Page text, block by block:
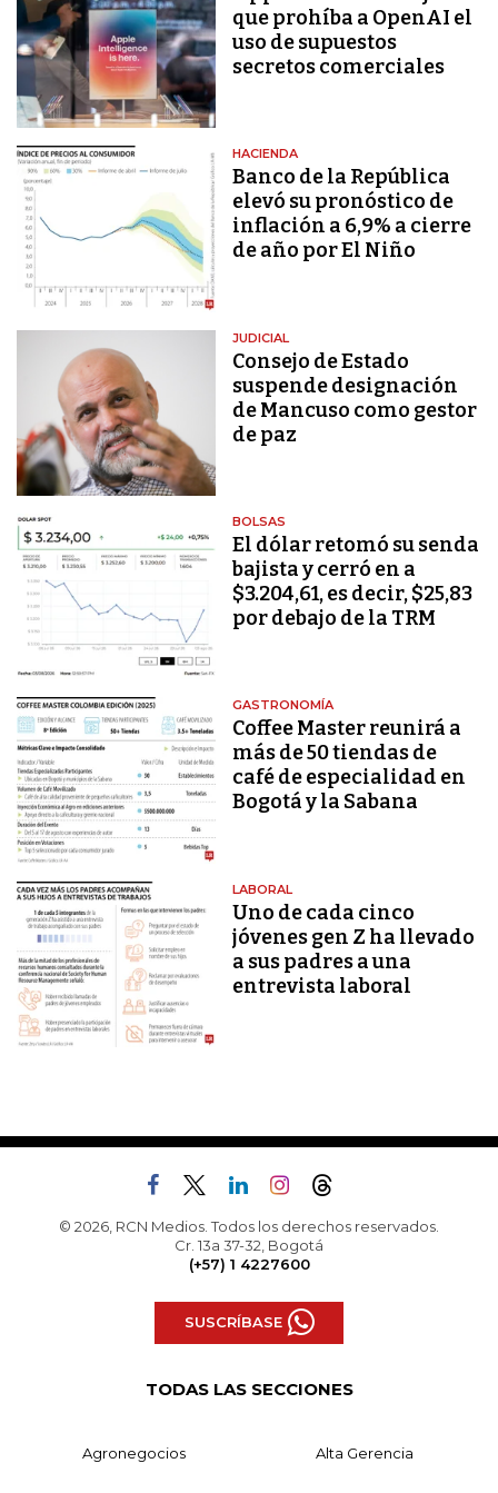
que prohíba a OpenAI el
uso de supuestos
secretos comerciales
HACIENDA
Banco de la República
elevó su pronóstico de
inflación a 6,9% a cierre
de año por El Niño
JUDICIAL
Consejo de Estado
suspende designación
de Mancuso como gestor
de paz
BOLSAS
El dólar retomó su senda
bajista y cerró en a
$3.204,61, es decir, $25,83
por debajo de la TRM
GASTRONOMÍA
Coffee Master reunirá a
más de 50 tiendas de
café de especialidad en
Bogotá y la Sabana
LABORAL
Uno de cada cinco
jóvenes gen Z ha llevado
a sus padres a una
entrevista laboral
© 2026, RCN Medios. Todos los derechos reservados.
Cr. 13a 37-32, Bogotá
(+57) 1 4227600
SUSCRÍBASE
TODAS LAS SECCIONES
Agronegocios Alta Gerencia